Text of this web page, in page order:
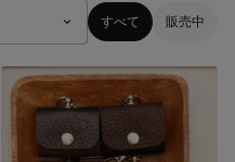
すべて 販売中